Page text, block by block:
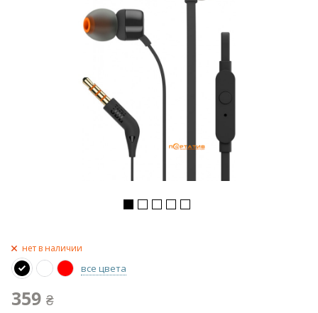
нет в наличии
все цвета
359 ₴